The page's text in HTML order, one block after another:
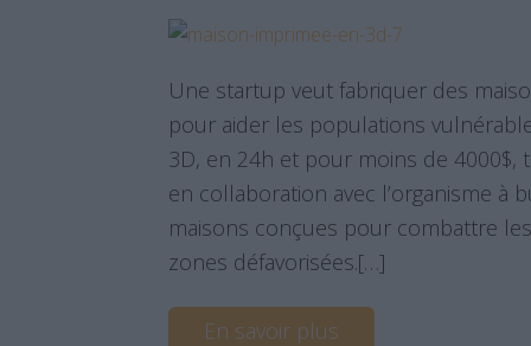
Une startup veut fabriquer des
pour aider les populations
3D, en 24h et pour moins de
en collaboration avec l’organisme à
maisons conçues pour combattre
zones défavorisées.[…]
En savoir plus